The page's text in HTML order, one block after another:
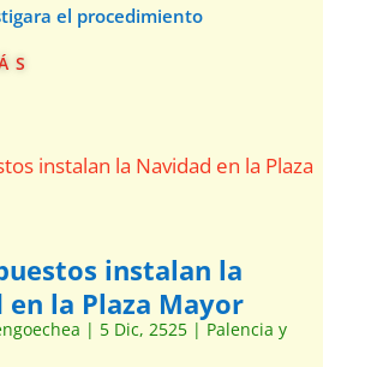
el procedimiento
instalan la
en la Plaza Mayor
| 5 Dic, 2525| Palencia y